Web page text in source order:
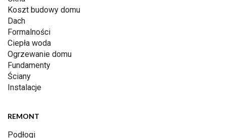
Koszt budowy domu
Dach
Formalności
Ciepła woda
Ogrzewanie domu
Fundamenty
Ściany
Instalacje
REMONT
Podłogi